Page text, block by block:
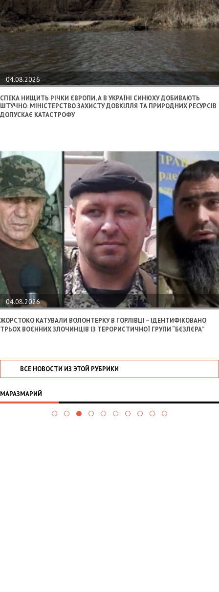
04.08.2026
СПЕКА НИЩИТЬ РІЧКИ ЄВРОПИ, А В УКРАЇНІ СИНЮХУ ДОБИВАЮТЬ
ШТУЧНО: МІНІСТЕРСТВО ЗАХИСТУ ДОВКІЛЛЯ ТА ПРИРОДНИХ РЕСУРСІВ
ДОПУСКАЄ КАТАСТРОФУ
04.08.2026
ЖОРСТОКО КАТУВАЛИ ВОЛОНТЕРКУ В ГОРЛІВЦІ – ІДЕНТИФІКОВАНО
ТРЬОХ ВОЄННИХ ЗЛОЧИНЦІВ ІЗ ТЕРОРИСТИЧНОЇ ГРУПИ “БЄЗЛЄРА”
ВСЕ НОВОСТИ ИЗ ЭТОЙ РУБРИКИ
МАРАЗМАРИЙ